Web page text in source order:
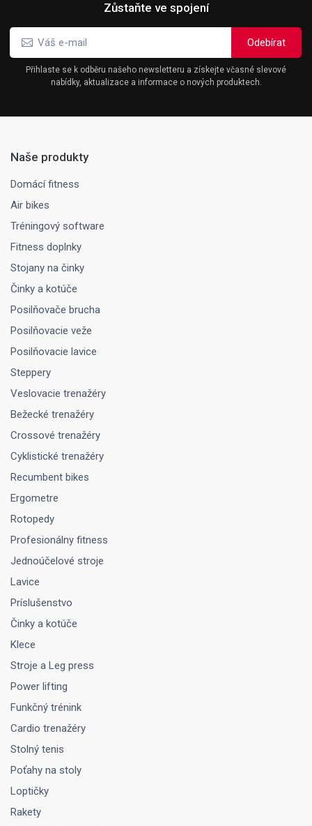
Zůstaňte ve spojení
Přihlaste se k odběru našeho newsletteru a získejte včasné slevové
nabídky, aktualizace a informace o nových produktech.
Naše produkty
Domácí fitness
Air bikes
Tréningový software
Fitness doplnky
Stojany na činky
Činky a kotúče
Posilňovače brucha
Posilňovacie veže
Posilňovacie lavice
Steppery
Veslovacie trenažéry
Bežecké trenažéry
Crossové trenažéry
Cyklistické trenažéry
Recumbent bikes
Ergometre
Rotopedy
Profesionálny fitness
Jednoúčelové stroje
Lavice
Príslušenstvo
Činky a kotúče
Klece
Stroje a Leg press
Power lifting
Funkčný trénink
Cardio trenažéry
Stolný tenis
Poťahy na stoly
Loptičky
Rakety